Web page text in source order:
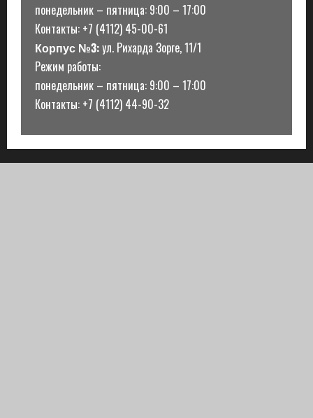
понедельник – пятница: 9:00 – 17:00
Контакты: +7 (4112) 45-00-61
Корпус №3:ул. Рихарда Зорге, 11/1
Режим работы:
понедельник – пятница: 9:00 – 17:00
Контакты: +7 (4112) 44-90-32